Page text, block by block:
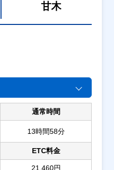
甘木
通常時間
13時間58分
ETC料金
21,460円